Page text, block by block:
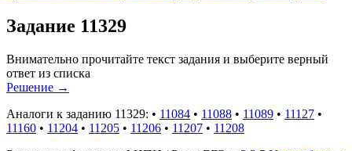
Задание 11329
Внимательно прочитайте текст задания и выберите верный
ответ из списка
Решение →
Аналоги к заданию 11329: • 11084 • 11088 • 11089 • 11127 •
11160 • 11204 • 11205 • 11206 • 11207 • 11208